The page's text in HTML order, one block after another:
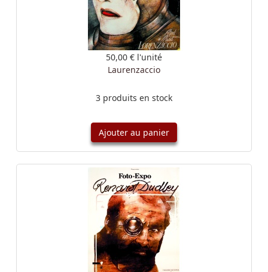
50,00 € l'unité
Laurenzaccio
3 produits en stock
Ajouter au panier